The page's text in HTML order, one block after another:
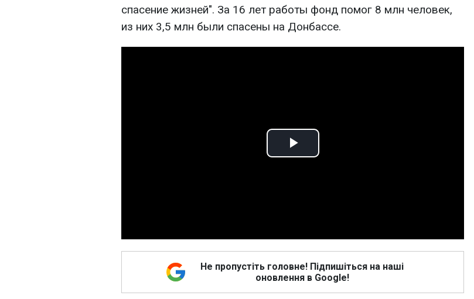
спасение жизней". За 16 лет работы фонд помог 8 млн человек,
из них 3,5 млн были спасены на Донбассе.
Play
Не пропустіть головне! Підпишіться на наші
оновлення в Google!